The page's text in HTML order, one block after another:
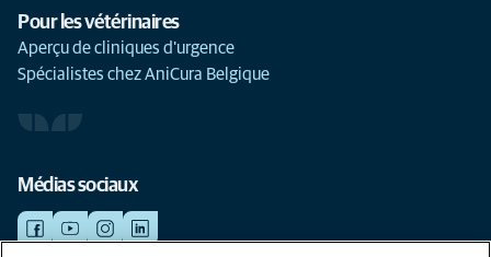
Pour les vétérinaires
Aperçu de cliniques d'urgence
Spécialistes chez AniCura Belgique
Médias sociaux